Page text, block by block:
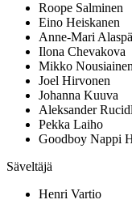
Roope Salminen
Eino Heiskanen
Anne-Mari
Ilona Chevakova
Mikko Nousiainen
Joel Hirvonen
Johanna Kuuva
Aleksander
Pekka Laiho
Goodboy Nappi
Säveltäjä
Henri Vartio